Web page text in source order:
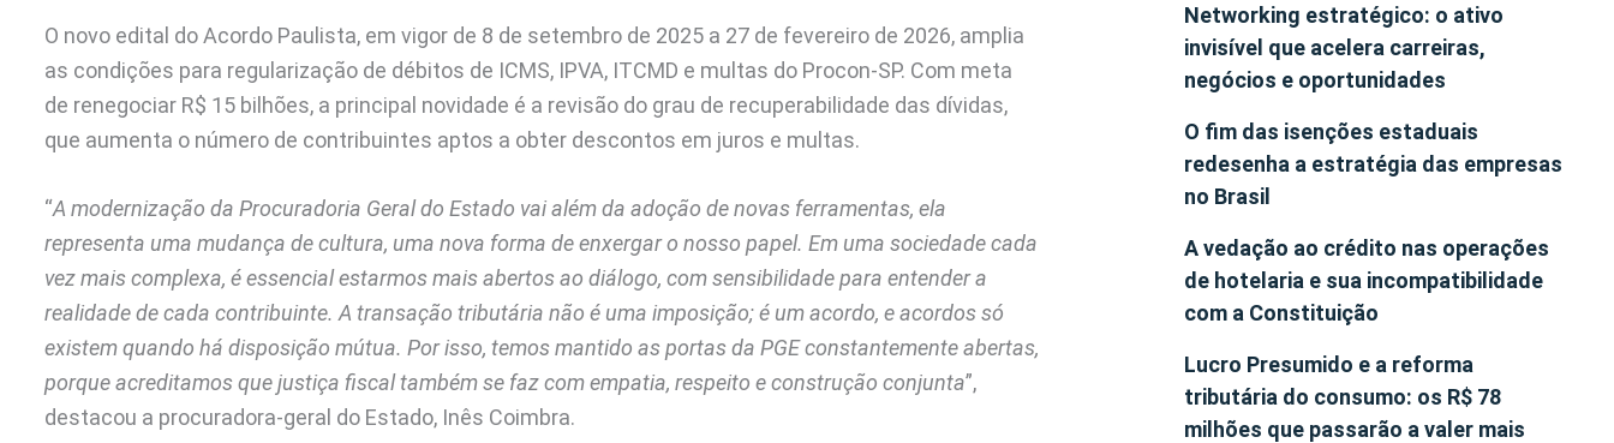
O novo edital do Acordo Paulista, em vigor de 8 de setembro de 2025 a 27 de fevereiro de 2026, amplia
as condições para regularização de débitos de ICMS, IPVA, ITCMD e multas do Procon-SP. Com meta
de renegociar R$ 15 bilhões, a principal novidade é a revisão do grau de recuperabilidade das dívidas,
que aumenta o número de contribuintes aptos a obter descontos em juros e multas.
“A modernização da Procuradoria Geral do Estado vai além da adoção de novas ferramentas, ela
representa uma mudança de cultura, uma nova forma de enxergar o nosso papel. Em uma sociedade cada
vez mais complexa, é essencial estarmos mais abertos ao diálogo, com sensibilidade para entender a
realidade de cada contribuinte. A transação tributária não é uma imposição; é um acordo, e acordos só
existem quando há disposição mútua. Por isso, temos mantido as portas da PGE constantemente abertas,
porque acreditamos que justiça fiscal também se faz com empatia, respeito e construção conjunta”,
destacou a procuradora-geral do Estado, Inês Coimbra.
Networking estratégico: o ativo
invisível que acelera carreiras,
negócios e oportunidades
O fim das isenções estaduais
redesenha a estratégia das empresas
no Brasil
A vedação ao crédito nas operações
de hotelaria e sua incompatibilidade
com a Constituição
Lucro Presumido e a reforma
tributária do consumo: os R$ 78
milhões que passarão a valer mais